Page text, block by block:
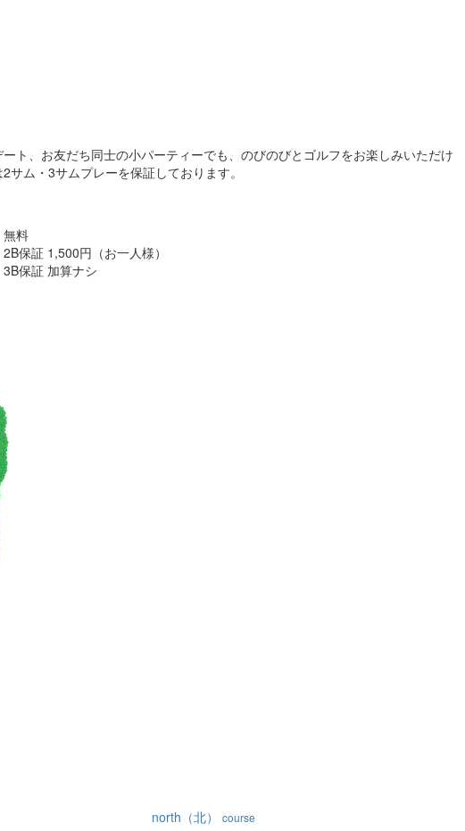
ト、お友だち同士の小パーティーでも、のびのびとゴルフをお楽しみいただけ
サム・3サムプレーを保証しております。
料
1,500円（お一人様）
算ナシ
north（北） course